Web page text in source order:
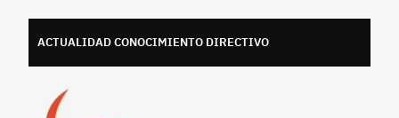
ACTUALIDAD CONOCIMIENTO DIRECTIVO